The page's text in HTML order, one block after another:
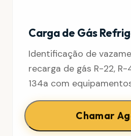
Carga de Gás
Identificação de
recarga de gás R-22, R-
134a com
Chamar